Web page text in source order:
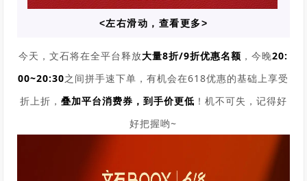
<左右滑动，查看更多>
今天，文石将在全平台释放大量8折/9折优惠名额 ，今晚20:
00~20:30之间拼手速下单，有机会在618优惠的基础上享受
折上折， 叠加平台消费券，到手价更低 ！机不可失，记得好
好把握哟~